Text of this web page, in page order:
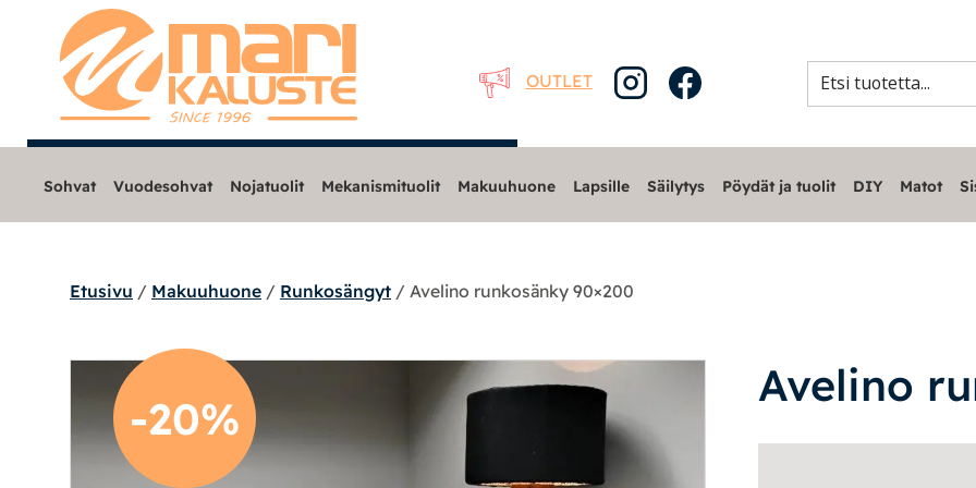
OUTLET
Sohvat
Nojatuolit
Mekanismituolit
Sohvat Vuodesohvat Nojatuolit Mekanismituolit Makuuhuone Lapsille Säilytys Pöydät ja tuolit DIY Matot
Etusivu / Makuuhuone / Runkosängyt / Avelino runkosänky 90×200
-20%
Avelino